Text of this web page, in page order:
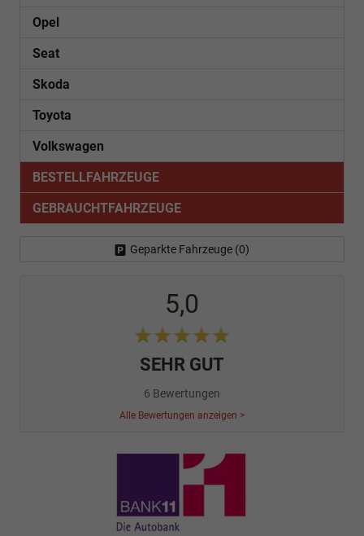
Opel
Seat
Skoda
Toyota
Volkswagen
BESTELLFAHRZEUGE
GEBRAUCHTFAHRZEUGE
Geparkte Fahrzeuge (0)
5,0
SEHR GUT
6 Bewertungen
Alle Bewertungen anzeigen >